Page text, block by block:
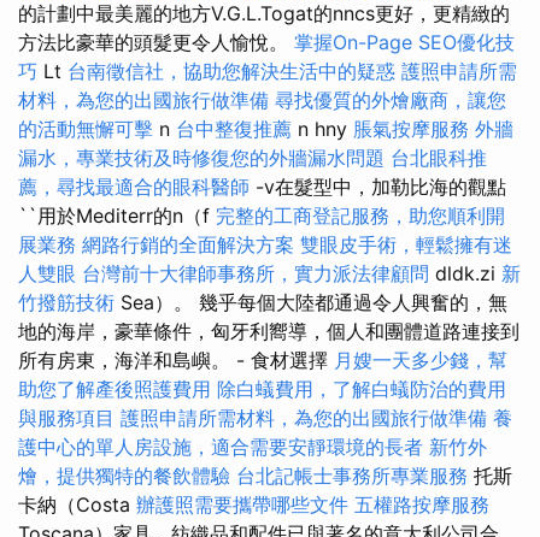
的計劃中最美麗的地方V.G.L.Togat的nncs更好，更精緻的
方法比豪華的頭髮更令人愉悅。 掌握On-Page SEO優化技
巧 Lt 台南徵信社，協助您解決生活中的疑惑 護照申請所需
材料，為您的出國旅行做準備 尋找優質的外燴廠商，讓您
的活動無懈可擊 n 台中整復推薦 n hny 脹氣按摩服務 外牆
漏水，專業技術及時修復您的外牆漏水問題 台北眼科推
薦，尋找最適合的眼科醫師 -v在髮型中，加勒比海的觀點
``用於Mediterr的n（f 完整的工商登記服務，助您順利開
展業務 網路行銷的全面解決方案 雙眼皮手術，輕鬆擁有迷
人雙眼 台灣前十大律師事務所，實力派法律顧問 dldk.zi 新
竹撥筋技術 Sea）。 幾乎每個大陸都通過令人興奮的，無
地的海岸，豪華條件，匈牙利嚮導，個人和團體道路連接到
所有房東，海洋和島嶼。 - 食材選擇 月嫂一天多少錢，幫
助您了解產後照護費用 除白蟻費用，了解白蟻防治的費用
與服務項目 護照申請所需材料，為您的出國旅行做準備 養
護中心的單人房設施，適合需要安靜環境的長者 新竹外
燴，提供獨特的餐飲體驗 台北記帳士事務所專業服務 托斯
卡納（Costa 辦護照需要攜帶哪些文件 五權路按摩服務